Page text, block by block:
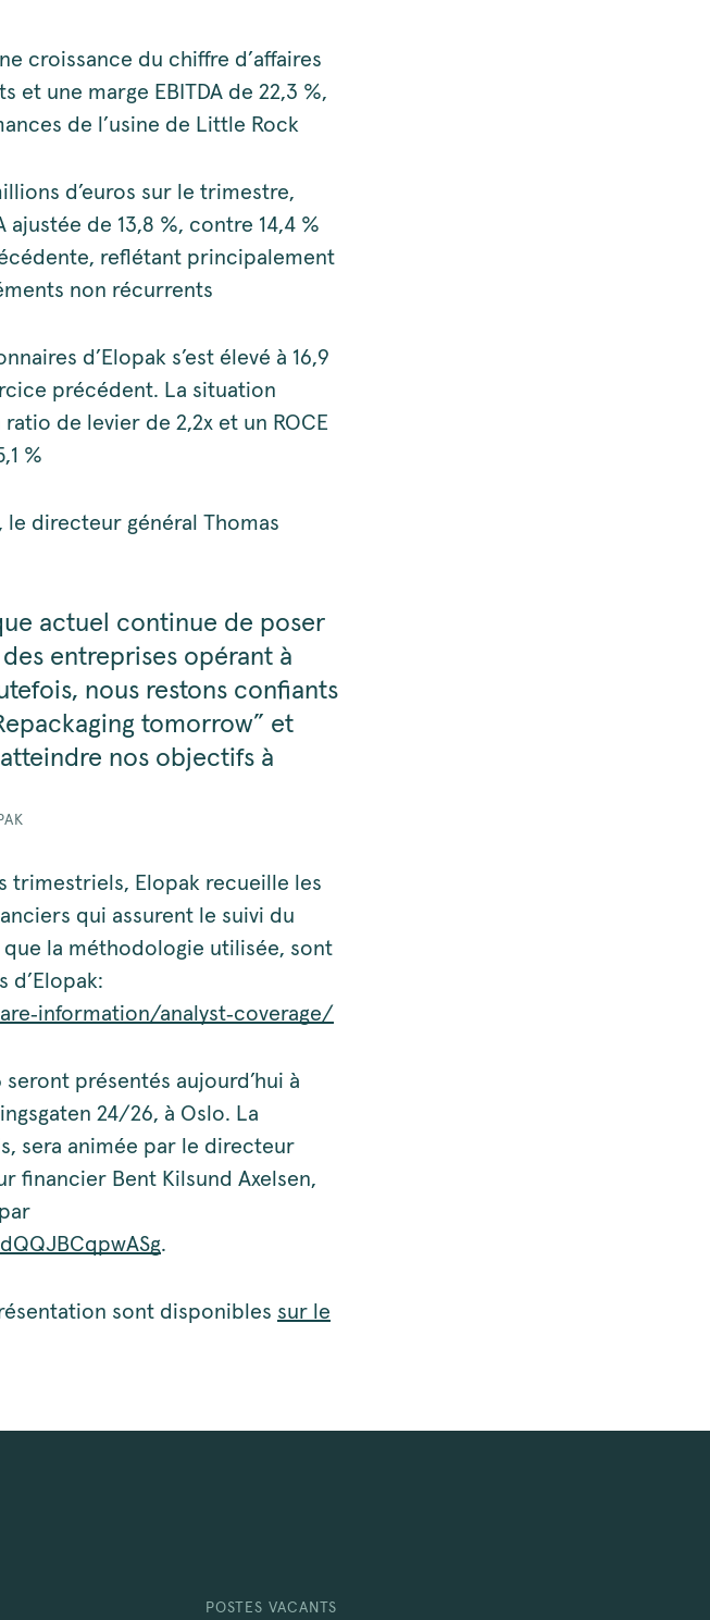
croissance du chiffre d’affaires
et une marge EBITDA de 22,3 %,
de l’usine de Little Rock
d’euros sur le trimestre,
de 13,8 %, contre 14,4 %
reflétant principalement
non récurrents
d’Elopak s’est élevé à 16,9
précédent. La situation
de levier de 2,2x et un ROCE
%
le directeur général Thomas
actuel continue de poser
entreprises opérant à
nous restons confiants
tomorrow” et
nos objectifs à
trimestriels, Elopak recueille les
qui assurent le suivi du
la méthodologie utilisée, sont
d’Elopak:
analyst‑coverage/
présentés aujourd’hui à
24/26, à Oslo. La
sera animée par le directeur
financier Bent Kilsund Axelsen,
.
sont disponibles sur le
POSTES VACANTS